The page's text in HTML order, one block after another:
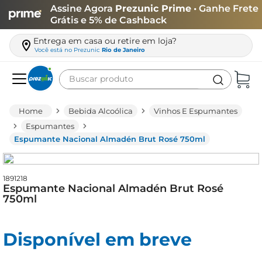
Assine Agora Prezunic Prime • Ganhe Frete
Grátis e 5% de Cashback
Entrega em casa ou retire em loja?
Você está no Prezunic Rio de Janeiro
Buscar produto
Bebida Alcoólica
Vinhos E Espumantes
Espumantes
Espumante Nacional Almadén Brut Rosé 750ml
1891218
Espumante Nacional Almadén Brut Rosé
750ml
Disponível em breve
leite
queijo
arroz
biscoito